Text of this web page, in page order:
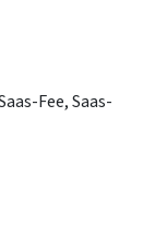
Fee, Saas-